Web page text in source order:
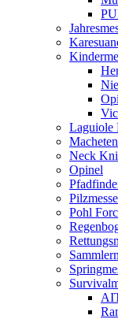
Laguiole
Macheten
Neck
Opinel
Pohl